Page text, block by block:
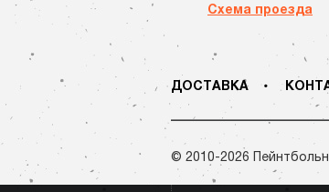
Схема проезда
ДОСТАВКА
© 2010-2026